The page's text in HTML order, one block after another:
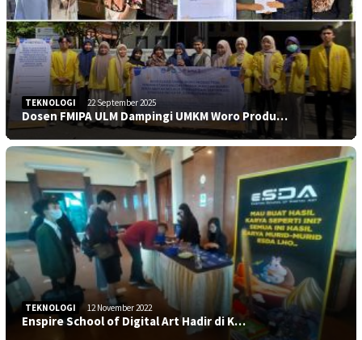
TEKNOLOGI 22 September 2025
Dosen FMIPA ULM Dampingi UMKM Woro Produ…
TEKNOLOGI 12 November 2022
Enspire School of Digital Art Hadir di K…